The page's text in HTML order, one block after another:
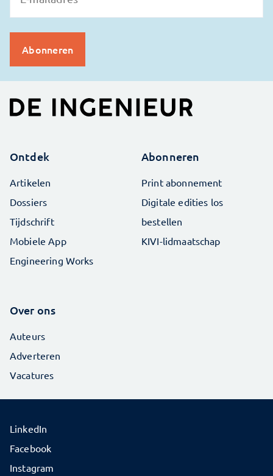
Ontdek
Artikelen
Dossiers
Tijdschrift
Mobiele App
Engineering Works
Abonneren
Print abonnement
Digitale edities los
bestellen
KIVI-lidmaatschap
Over ons
Auteurs
Adverteren
Vacatures
LinkedIn
Facebook
Instagram